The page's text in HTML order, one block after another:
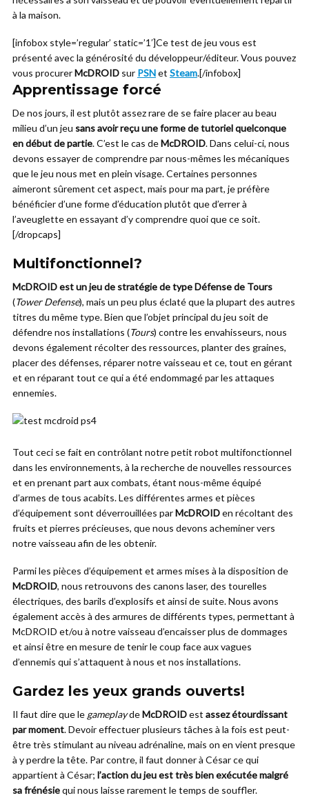
à la maison.
[infobox style=’regular’ static=’1′]Ce test de jeu vous est
présenté avec la générosité du développeur/éditeur. Vous pouvez
vous procurerMcDROID sur PSNet Steam.[/infobox]
Apprentissage forcé
De nos jours, il est plutôt assez rare de se faire placer au beau
milieu d’un jeu sans avoir reçu une forme de tutoriel quelconque
en début de partie. C’est le cas deMcDROID. Dans celui-ci, nous
devons essayer de comprendre par nous-mêmes les mécaniques
que le jeu nous met en plein visage. Certaines personnes
aimeront sûrement cet aspect, mais pour ma part, je préfère
bénéficier d’une forme d’éducation plutôt que d’errer à
l’aveuglette en essayant d’y comprendre quoi que ce soit.
[/dropcaps]
Multifonctionnel?
McDROID est un jeu de stratégie de type Défense de Tours
(Tower Defense), mais un peu plus éclaté que la plupart des autres
titres du même type. Bien que l’objet principal du jeu soit de
défendre nos installations (Tours) contre les envahisseurs, nous
devons également récolter des ressources, planter des graines,
placer des défenses, réparer notre vaisseau et ce, tout en gérant
et en réparant tout ce qui a été endommagé par les attaques
ennemies.
Tout ceci se fait en contrôlant notre petit robot multifonctionnel
dans les environnements, à la recherche de nouvelles ressources
et en prenant part aux combats, étant nous-même équipé
d’armes de tous acabits. Les différentes armes et pièces
d’équipement sont déverrouillées parMcDROIDen récoltant des
fruits et pierres précieuses, que nous devons acheminer vers
notre vaisseau afin de les obtenir.
Parmi les pièces d’équipement et armes mises à la disposition de
McDROID, nous retrouvons des canons laser, des tourelles
électriques, des barils d’explosifs et ainsi de suite. Nous avons
également accès à des armures de différents types, permettant à
McDROID et/ou à notre vaisseau d’encaisser plus de dommages
et ainsi être en mesure de tenir le coup face aux vagues
d’ennemis qui s’attaquent à nous et nos installations.
Gardez les yeux grands ouverts!
Il faut dire que le gameplaydeMcDROIDest assez étourdissant
par moment. Devoir effectuer plusieurs tâches à la fois est peut-
être très stimulant au niveau adrénaline, mais on en vient presque
à y perdre la tête. Par contre, il faut donner à César ce qui
appartient à César; l’action du jeu est très bien exécutée malgré
sa frénésiequi nous laisse rarement le temps de souffler.